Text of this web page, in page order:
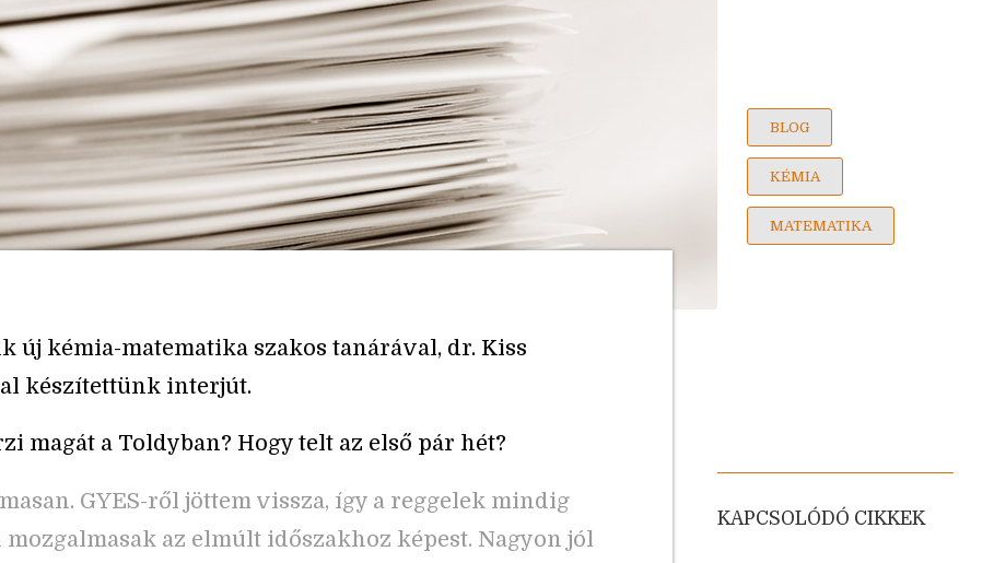
BLOG
KÉMIA
MATEMATIKA
új kémia-matematika szakos tanárával, dr. Kiss
készítettünk interjút.
magát a Toldyban? Hogy telt az első pár hét?
GYES-ről jöttem vissza, így a reggelek mindig
mozgalmasak az elmúlt időszakhoz képest. Nagyon jól
KAPCSOLÓDÓ CIKKEK